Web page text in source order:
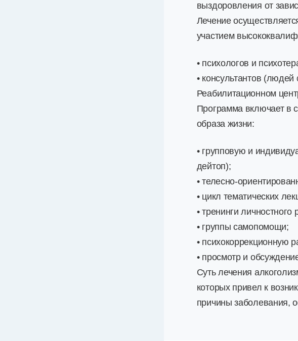
выздоровления от
Лечение
участием
• психологов и
• консультантов
Реабилитационном
Программа включает в
образа жизни:
• групповую и
дейтоп);
• телесно-
• цикл тематических
• тренинги личностного
• группы самопомощи;
• психокоррекционную
• просмотр и
Суть лечения
которых привел к
причины заболевания,